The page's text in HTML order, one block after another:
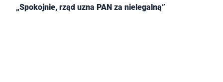
„Spokojnie, rząd uzna PAN za nielegalną”